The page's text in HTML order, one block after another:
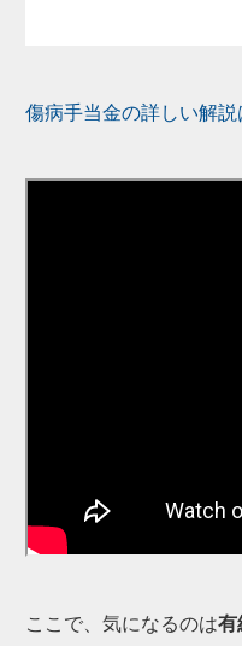
傷病手当金の詳しい解説
ここで、気になるのは有